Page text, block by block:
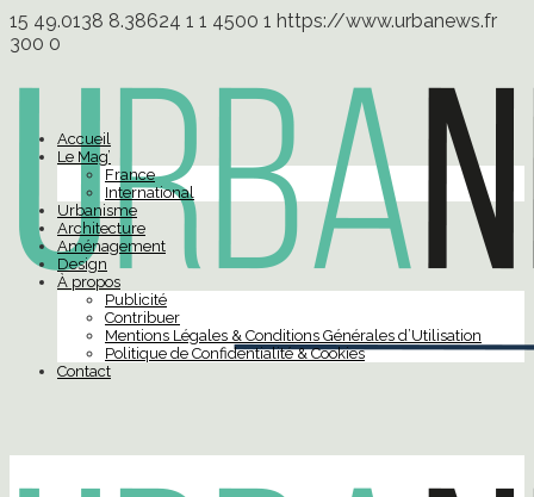
15 49.0138 8.38624 1 1 4500 1 https://www.urbanews.fr
300 0
Accueil
Le Mag’
France
International
Urbanisme
Architecture
Aménagement
Design
À propos
Publicité
Contribuer
Mentions Légales & Conditions Générales d’Utilisation
Politique de Confidentialité & Cookies
Contact